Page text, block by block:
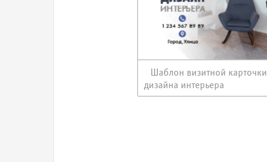
Шаблон визитной карточки
дизайна интерьера